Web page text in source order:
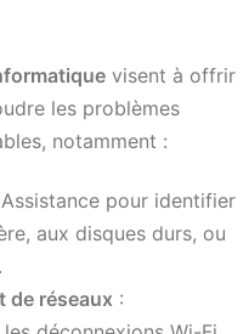
visent à offrir
les problèmes
notamment :
pour identifier
aux disques durs, ou
de réseaux :